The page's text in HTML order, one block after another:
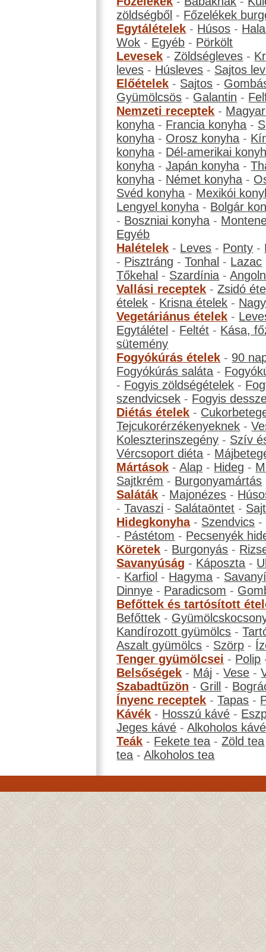
zöldségből - Főzelékek
Egytálételek - Húsos -
Wok - Egyéb - Pörkölt
Levesek -Zöldségleves -
leves - Húsleves - Sajtos
Előételek - Sajtos -
Gyümölcsös - Galantin -
Nemzeti receptek -
konyha - Francia konyha -
konyha - Orosz konyha -
konyha - Dél-amerikai
konyha -Japán konyha -
konyha - Német konyha -
Svéd konyha - Mexikói
Lengyel konyha - Bolgár
- Boszniai konyha -
Egyéb
Halételek - Leves - Ponty -
- Pisztráng -Tonhal - Lazac
Tőkehal - Szardínia -
Vallási receptek -Zsidó
ételek - Krisna ételek -
Vegetáriánus ételek -
Egytálétel - Feltét - Kása,
sütemény
Fogyókúrás ételek - 90
Fogyókúrás saláta -
- Fogyis zöldségételek -
szendvicsek - Fogyis
Diétás ételek -
Tejcukorérzékenyeknek -
Koleszterinszegény - Szív
Vércsoport diéta -
Mártások -Alap - Hideg -
Sajtkrém - Burgonyamártás
Saláták - Majonézes -
-Tavaszi - Salátaöntet -
Hidegkonyha- Szendvics -
- Pástétom - Pecsenyék
Köretek - Burgonyás -
Savanyúság - Káposzta -
- Karfiol - Hagyma -
Dinnye - Paradicsom -
Befőttek és tartósított
Befőttek -
Kandírozott gyümölcs -
Aszalt gyümölcs - Szörp -
Tenger gyümölcsei - Polip
Belsőségek - Máj -Vese -
Szabadtűzön - Grill -
Ínyenc receptek -Tapas -
Kávék - Hosszú kávé -
Jeges kávé -Alkoholos kávé
Teák - Fekete tea -Zöld tea
tea -Alkoholos tea